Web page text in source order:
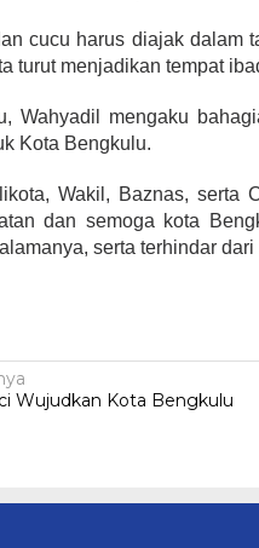
cucu harus diajak dalam
turut menjadikan tempat
Wahyadil mengaku
Kota Bengkulu.
Wakil, Baznas, serta
dan semoga kota
serta terhindar
Wujudkan Kota Bengkulu